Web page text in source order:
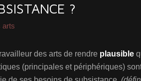
?
arts
des arts de rendre plausible
(principales et périphériques)